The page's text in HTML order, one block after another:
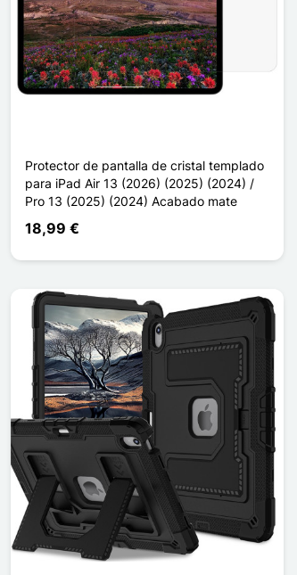
Protector de pantalla de cristal templado
para iPad Air 13 (2026) (2025) (2024) /
Pro 13 (2025) (2024) Acabado mate
18,99 €